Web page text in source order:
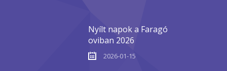
Nyílt napok a Faragó
oviban 2026
2026-01-15